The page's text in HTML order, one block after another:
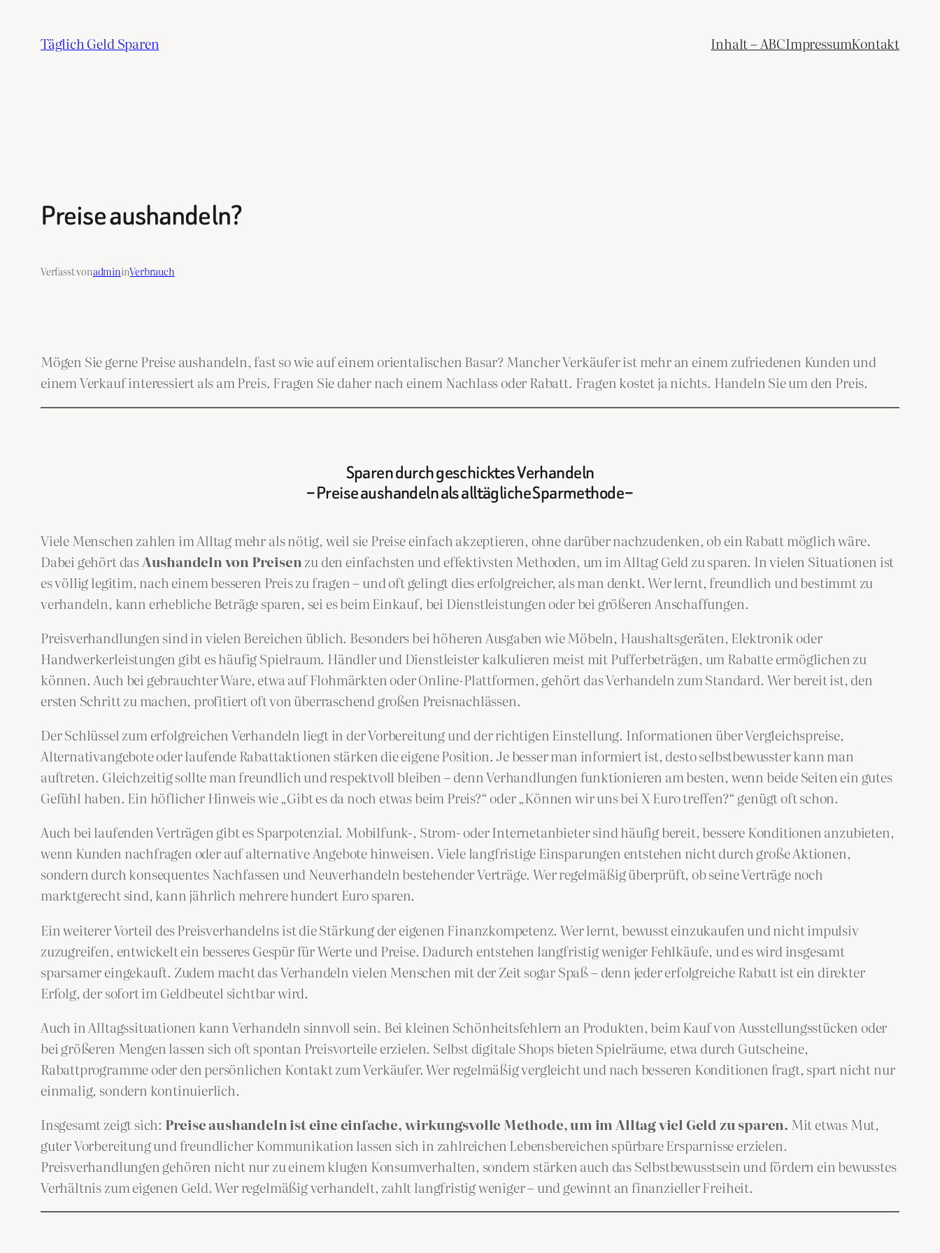
Inhalt
springen
Täglich Geld Sparen Inhalt – ABCImpressumKontakt
Preise aushandeln?
Verfasst vonadmininVerbrauch
Mögen Sie gerne Preise aushandeln, fast so wie auf einem orientalischen Basar? Mancher Verkäufer ist mehr an einem zufriedenen Kunden und
einem Verkauf interessiert als am Preis. Fragen Sie daher nach einem Nachlass oder Rabatt. Fragen kostet ja nichts. Handeln Sie um den Preis.
Sparen durch geschicktes Verhandeln
– Preise aushandeln als alltägliche Sparmethode –
Viele Menschen zahlen im Alltag mehr als nötig, weil sie Preise einfach akzeptieren, ohne darüber nachzudenken, ob ein Rabatt möglich wäre.
Dabei gehört dasAushandeln von Preisen zu den einfachsten und effektivsten Methoden, um im Alltag Geld zu sparen. In vielen Situationen ist
es völlig legitim, nach einem besseren Preis zu fragen – und oft gelingt dies erfolgreicher, als man denkt. Wer lernt, freundlich und bestimmt zu
verhandeln, kann erhebliche Beträge sparen, sei es beim Einkauf, bei Dienstleistungen oder bei größeren Anschaffungen.
Preisverhandlungen sind in vielen Bereichen üblich. Besonders bei höheren Ausgaben wie Möbeln, Haushaltsgeräten, Elektronik oder
Handwerkerleistungen gibt es häufig Spielraum. Händler und Dienstleister kalkulieren meist mit Pufferbeträgen, um Rabatte ermöglichen zu
können. Auch bei gebrauchter Ware, etwa auf Flohmärkten oder Online-Plattformen, gehört das Verhandeln zum Standard. Wer bereit ist, den
ersten Schritt zu machen, profitiert oft von überraschend großen Preisnachlässen.
Der Schlüssel zum erfolgreichen Verhandeln liegt in der Vorbereitung und der richtigen Einstellung. Informationen über Vergleichspreise,
Alternativangebote oder laufende Rabattaktionen stärken die eigene Position. Je besser man informiert ist, desto selbstbewusster kann man
auftreten. Gleichzeitig sollte man freundlich und respektvoll bleiben – denn Verhandlungen funktionieren am besten, wenn beide Seiten ein gutes
Gefühl haben. Ein höflicher Hinweis wie „Gibt es da noch etwas beim Preis?“ oder „Können wir uns bei X Euro treffen?“ genügt oft schon.
Auch bei laufenden Verträgen gibt es Sparpotenzial. Mobilfunk-, Strom- oder Internetanbieter sind häufig bereit, bessere Konditionen anzubieten,
wenn Kunden nachfragen oder auf alternative Angebote hinweisen. Viele langfristige Einsparungen entstehen nicht durch große Aktionen,
sondern durch konsequentes Nachfassen und Neuverhandeln bestehender Verträge. Wer regelmäßig überprüft, ob seine Verträge noch
marktgerecht sind, kann jährlich mehrere hundert Euro sparen.
Ein weiterer Vorteil des Preisverhandelns ist die Stärkung der eigenen Finanzkompetenz. Wer lernt, bewusst einzukaufen und nicht impulsiv
zuzugreifen, entwickelt ein besseres Gespür für Werte und Preise. Dadurch entstehen langfristig weniger Fehlkäufe, und es wird insgesamt
sparsamer eingekauft. Zudem macht das Verhandeln vielen Menschen mit der Zeit sogar Spaß – denn jeder erfolgreiche Rabatt ist ein direkter
Erfolg, der sofort im Geldbeutel sichtbar wird.
Auch in Alltagssituationen kann Verhandeln sinnvoll sein. Bei kleinen Schönheitsfehlern an Produkten, beim Kauf von Ausstellungsstücken oder
bei größeren Mengen lassen sich oft spontan Preisvorteile erzielen. Selbst digitale Shops bieten Spielräume, etwa durch Gutscheine,
Rabattprogramme oder den persönlichen Kontakt zum Verkäufer. Wer regelmäßig vergleicht und nach besseren Konditionen fragt, spart nicht nur
einmalig, sondern kontinuierlich.
Insgesamt zeigt sich: Preise aushandeln ist eine einfache, wirkungsvolle Methode, um im Alltag viel Geld zu sparen. Mit etwas Mut,
guter Vorbereitung und freundlicher Kommunikation lassen sich in zahlreichen Lebensbereichen spürbare Ersparnisse erzielen.
Preisverhandlungen gehören nicht nur zu einem klugen Konsumverhalten, sondern stärken auch das Selbstbewusstsein und fördern ein bewusstes
Verhältnis zum eigenen Geld. Wer regelmäßig verhandelt, zahlt langfristig weniger – und gewinnt an finanzieller Freiheit.